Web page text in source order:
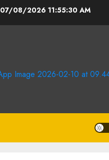
07/08/2026 11:55:30 AM